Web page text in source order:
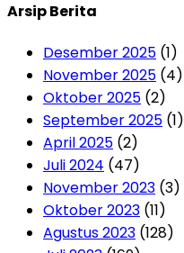
Arsip Berita
Desember 2025 (1)
November 2025 (4)
Oktober 2025 (2)
September 2025 (1)
April 2025 (2)
Juli 2024 (47)
November 2023 (3)
Oktober 2023 (11)
Agustus 2023 (128)